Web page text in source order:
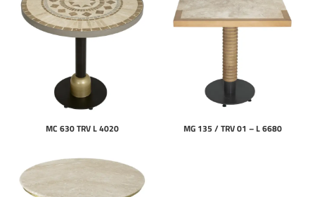
MC 630 TRV L 4020 MG 135 / TRV 01 – L 6680